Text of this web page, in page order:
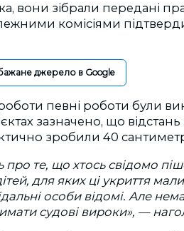
вони зібрали передані
комісіями
джерело в Google
певні роботи були
зазначено, що
зробили 40
про те, що хтось свідомо
для яких ці укриття
особи відомі. Але
судові вироки», —